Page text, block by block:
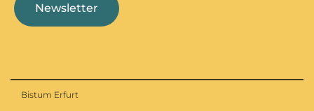
Newsletter
Bistum Erfurt